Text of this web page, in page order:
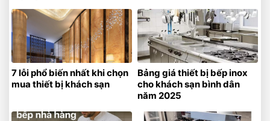
7 lỗi phổ biến nhất khi chọn
mua thiết bị khách sạn
Bảng giá thiết bị bếp inox
cho khách sạn bình dân
năm 2025